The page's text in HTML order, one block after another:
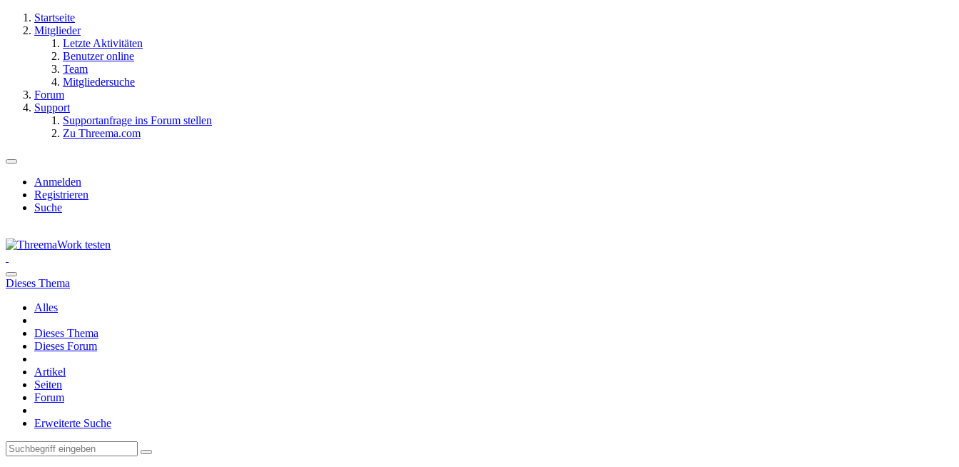
Startseite
Mitglieder
Letzte Aktivitäten
Benutzer online
Team
Mitgliedersuche
Forum
Support
Supportanfrage ins Forum stellen
Zu Threema.com
Anmelden
Registrieren
Suche
Dieses Thema
Alles
Dieses Thema
Dieses Forum
Artikel
Seiten
Forum
Erweiterte Suche